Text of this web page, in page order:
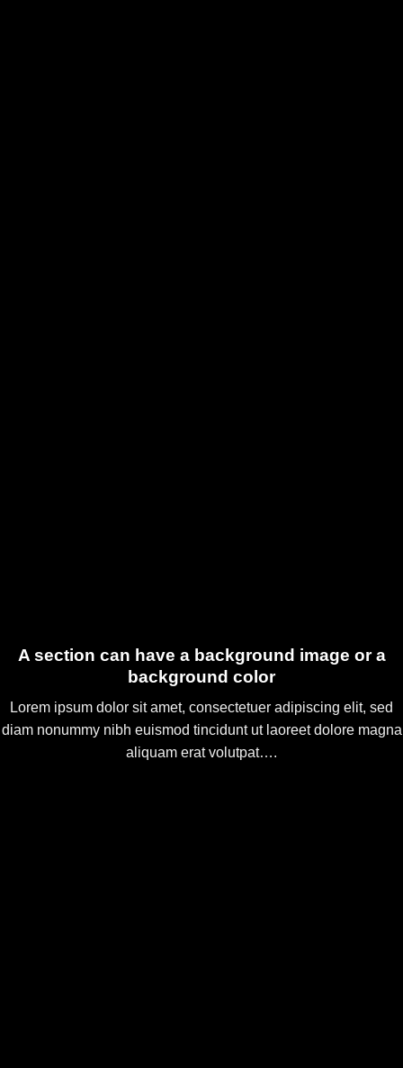
A section can have a background image or a
background color
Lorem ipsum dolor sit amet, consectetuer adipiscing elit, sed
diam nonummy nibh euismod tincidunt ut laoreet dolore magna
aliquam erat volutpat….